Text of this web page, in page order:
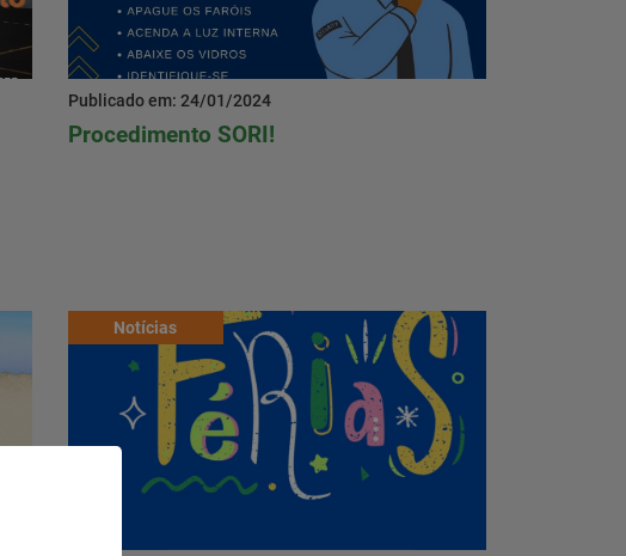
Publicado em: 24/01/2024
Procedimento SORI!
Notícias